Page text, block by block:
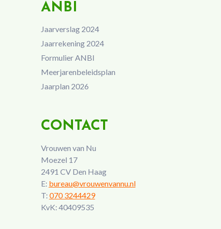
ANBI
Jaarverslag 2024
Jaarrekening 2024
Formulier ANBI
Meerjarenbeleidsplan
Jaarplan 2026
CONTACT
Vrouwen van Nu
Moezel 17
2491 CV Den Haag
E: bureau@vrouwenvannu.nl
T: 070 3244429
KvK: 40409535